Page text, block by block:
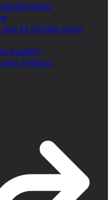
Bereiano
que se tornam seitas
mulher?
dos Tempos